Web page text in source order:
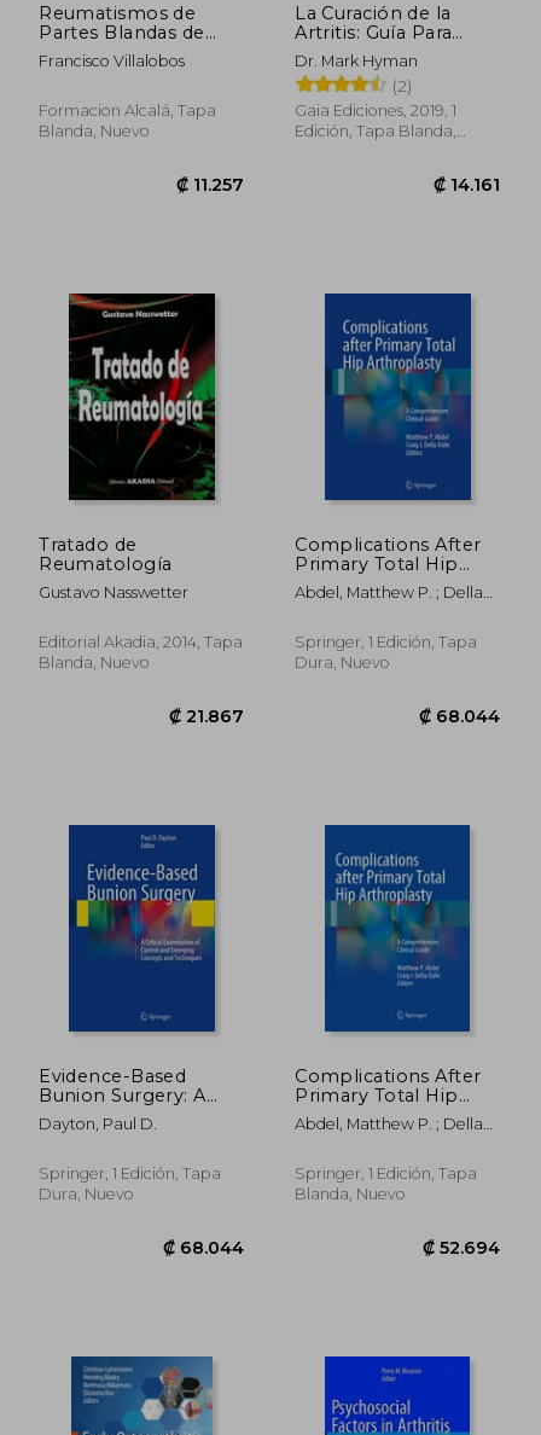
Reumatismos de
Partes Blandas de
Rodilla
Francisco Villalobos
Formacion Alcalá, Tapa
Blanda, Nuevo
₡ 11.257
La Curación de la
Artritis: Guía Para
Tratar la Artritis por
Medios Naturales
Dr. Mark Hyman
(2)
Gaia Ediciones, 2019, 1
Edición, Tapa Blanda,
Tratado de
Reumatología
Gustavo Nasswetter
Editorial Akadia, 2014, Tapa
Blanda, Nuevo
₡ 21.867
Complications After
Primary Total Hip
Arthroplasty: A
Comprehensive
Inglés)
Abdel, Matthew P. ; Della
Springer, 1 Edición, Tapa
Dura, Nuevo
₡
Evidence-Based
Bunion Surgery: A
Critical Examination
of Current and
and Techniques (en
Inglés)
Dayton, Paul D.
Springer, 1 Edición, Tapa
Dura, Nuevo
Complications After
Primary Total Hip
Arthroplasty: A
Comprehensive
Inglés)
Abdel, Matthew P. ; Della
Springer, 1 Edición, Tapa
Blanda, Nuevo